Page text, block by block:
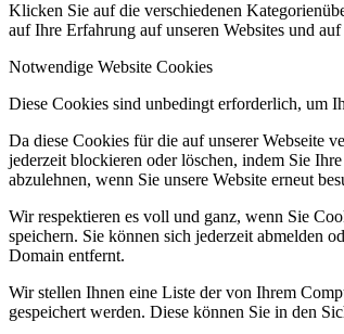
Klicken Sie auf die verschiedenen
auf Ihre Erfahrung auf unseren Websites und
Notwendige Website Cookies
Diese Cookies sind unbedingt erforderlich, um
Da diese Cookies für die auf unserer Webseite
jederzeit blockieren oder löschen, indem Sie
abzulehnen, wenn Sie unsere Website erneut
Wir respektieren es voll und ganz, wenn Sie
speichern. Sie können sich jederzeit abmelden
Domain entfernt.
Wir stellen Ihnen eine Liste der von Ihrem
gespeichert werden. Diese können Sie in den